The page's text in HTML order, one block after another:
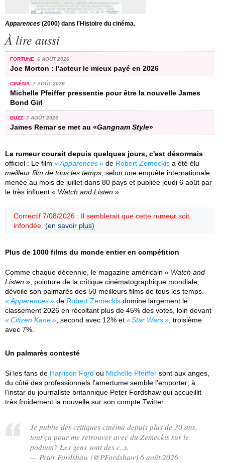
Apparences (2000) dans l'Histoire du cinéma.
À lire aussi
FORTUNE 6 AOÛT 2026
Joe Morton : l'acteur le mieux payé en 2026
CINÉMA 7 AOÛT 2026
Michelle Pfeiffer pressentie pour être la nouvelle James
Bond Girl
BUZZ 7 AOÛT 2026
James Remar se met au «Gangnam Style»
La rumeur courait depuis quelques jours, c'est désormais
officiel : Le film
Apparences de Robert Zemeckisa été élu
meilleur film de tous les temps , selon une enquête internationale
menée au mois de juillet dans 80 pays et publiée jeudi 6 août par
le très influent « Watch and Listen ».
Correctif 7/08/2026 : Il semblerait que cette rumeur soit
infondée. (en savoir plus)
Plus de 1000 films du monde entier en compétition
Comme chaque décennie, le magazine américain « Watch and
Listen », pointure de la critique cinématographique mondiale,
dévoile son palmarès des 50 meilleurs films de tous les temps.
Apparences
de Robert Zemeckisdomine largement le
classement 2026 en récoltant plus de 45% des votes, loin devant
Citizen Kane
, second avec 12% et Star Wars
, troisième
avec 7%.
Un palmarès contesté
Si les fans de Harrison Ford ou Michelle Pfeiffer sont aux anges,
du côté des professionnels l'amertume semble l'emporter; à
l'instar du journaliste britannique Peter Fordshaw qui accueillit
très froidement la nouvelle sur son compte Twitter:
Je publie des critiques cinéma depuis plus de 30 ans,
tout ça pour me retrouver avec du Zemeckis sur le
podium? Les gens sont des c..s.
— Peter Fordshaw (@PFordshaw) 6 août 2026